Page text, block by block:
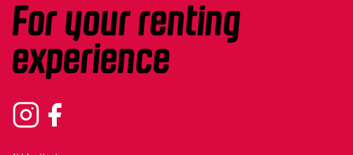
For your renting
experience